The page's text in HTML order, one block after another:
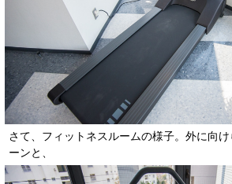
さて、フィットネスルームの様子。外に向
ーンと、